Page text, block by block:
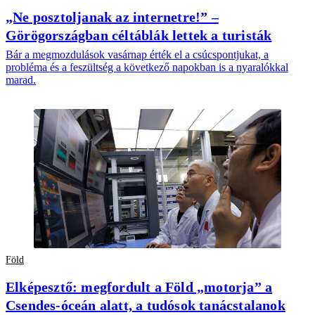
„Ne posztoljanak az internetre!” –
Görögországban céltáblák lettek a turisták
Bár a megmozdulások vasárnap érték el a csúcspontjukat, a
probléma és a feszültség a következő napokban is a nyaralókkal
marad.
Föld
Elképesztő: megfordult a Föld „motorja” a
Csendes-óceán alatt, a tudósok tanácstalanok